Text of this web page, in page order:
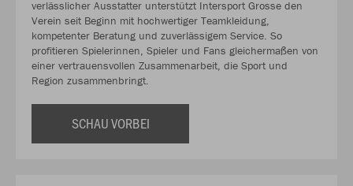
verlässlicher Ausstatter unterstützt Intersport Grosse den
Verein seit Beginn mit hochwertiger Teamkleidung,
kompetenter Beratung und zuverlässigem Service. So
profitieren Spielerinnen, Spieler und Fans gleichermaßen von
einer vertrauensvollen Zusammenarbeit, die Sport und
Region zusammenbringt.
SCHAU VORBEI